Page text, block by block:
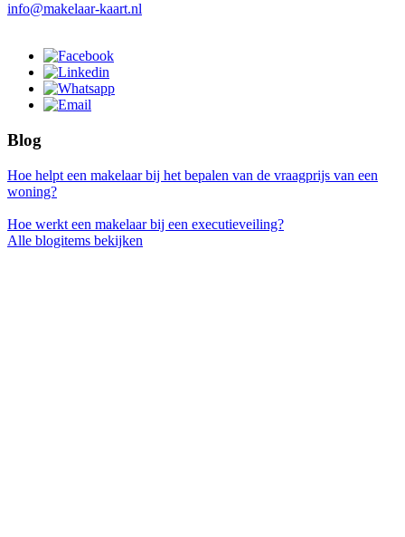
info@makelaar-kaart.nl
Blog
Hoe helpt een makelaar bij het bepalen van de vraagprijs van een
woning?
Hoe werkt een makelaar bij een executieveiling?
Alle blogitems bekijken